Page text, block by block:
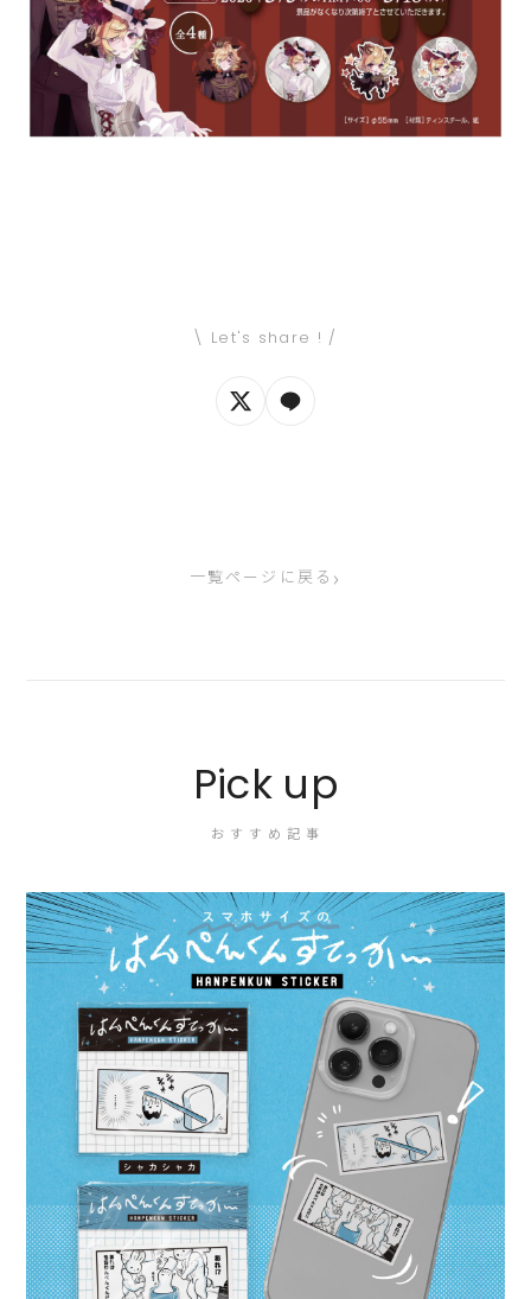
\ Let's share ! /
一覧ページに戻る ›
Pick up
おすすめ記事